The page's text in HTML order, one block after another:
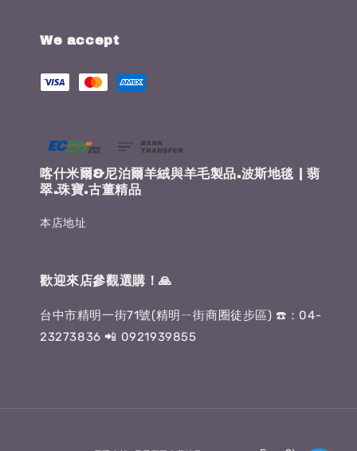
We accept
喀什米爾&尼泊爾羊絨與羊毛製品.波斯地毯 | 翡
翠.珠寶.古董精品
本店地址
歡迎來店參觀選購！🙏
台中市精明一街71號(精明ㄧ街商圈徒步區) ☎️：04-
23273836 📲 0921939855